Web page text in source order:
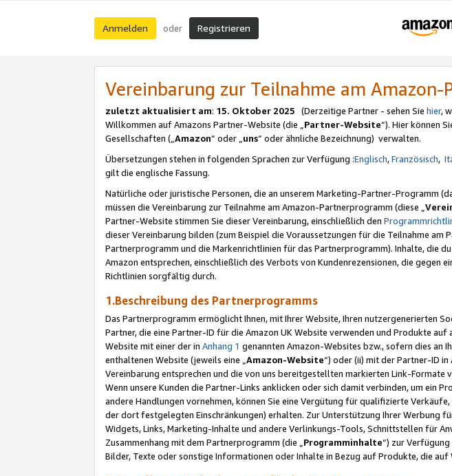
Anmelden oder Registrieren
Vereinbarung zur Teilnahme am
zuletzt aktualisiert am: 15. Oktober 2025 (Derzeitige Partner - sehen Sie hier,
Willkommen auf Amazons Partner-Website (die „Partner-Website“). Hier können
Gesellschaften („Amazon“ oder „uns“ oder ähnliche Bezeichnung) verwalten.
Übersetzungen stehen in folgenden Sprachen zur Verfügung :Englisch,Französisch,
gilt die englische Fassung.
Natürliche oder juristische Personen, die an unserem Marketing-Partner-Programm
müssen die Vereinbarung zur Teilnahme am Amazon-Partnerprogramm (diese „
Partner-Website stimmen Sie dieser Vereinbarung, einschließlich den
dieser Vereinbarung bilden (zum Beispiel die Voraussetzungen für die Teilnahme
Partnerprogramm und die Markenrichtlinien für das Partnerprogramm). Inhalte, die
Amazon entsprechen, einschließlich des Verbots von Kundenrezensionen, die
Richtlinien sorgfältig durch.
1.Beschreibung des Partnerprogramms
Das Partnerprogramm ermöglicht Ihnen, mit Ihrer Website, Ihren nutzergenerierten
Partner, die eine Partner-ID für die Amazon UK Website verwenden und Produkte auf
Website mit einer der in Anhang 1 genannten Amazon-Websites bzw., sofern dies an
enthaltenen Website (jeweils eine „ Amazon-Website“) oder (ii) mit der Partner-ID in
Vereinbarung entsprechen und die von uns bereitgestellten markierten Link-Formate
Wenn unsere Kunden die Partner-Links anklicken oder sich damit verbinden, um ein
andere Handlungen vornehmen, können Sie eine Vergütung für qualifizierte Verkäufe,
der dort festgelegten Einschränkungen) erhalten. Zur Unterstützung Ihrer Werbung
Widgets, Links, Marketing-Inhalte und andere Verlinkungs-Tools, Schnittstellen für
Zusammenhang mit dem Partnerprogramm (die „ Programminhalte“) zur
Bilder, Texte oder sonstige Informationen oder Inhalte in Bezug auf Produkte, die